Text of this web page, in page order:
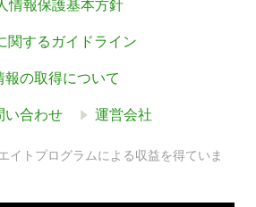
情報保護基本方針
関するガイドライン
の取得について
い合わせ 運営会社
イトプログラムによる収益を得ていま